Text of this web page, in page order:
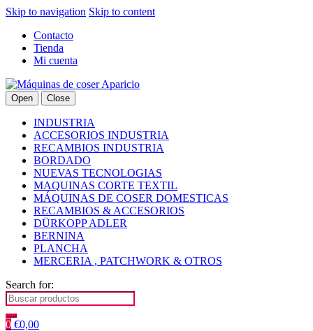
Skip to navigation Skip to content
Contacto
Tienda
Mi cuenta
Open Close
INDUSTRIA
ACCESORIOS INDUSTRIA
RECAMBIOS INDUSTRIA
BORDADO
NUEVAS TECNOLOGIAS
MAQUINAS CORTE TEXTIL
MÁQUINAS DE COSER DOMESTICAS
RECAMBIOS & ACCESORIOS
DÜRKOPP ADLER
BERNINA
PLANCHA
MERCERIA , PATCHWORK & OTROS
Search for:
0 €0,00